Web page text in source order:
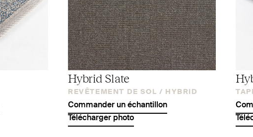
Hybrid Slate
REVÊTEMENT DE SOL / HYBRID
Commander un échantillon
Télécharger photo